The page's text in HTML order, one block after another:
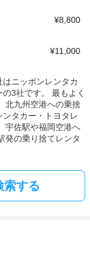
¥8,800
¥11,000
ニッポンレンタカ
3社です。 最もよく
北九州空港への乗捨
タカー・トヨタレ
宇佐駅や福岡空港へ
発の乗り捨てレンタ
索する